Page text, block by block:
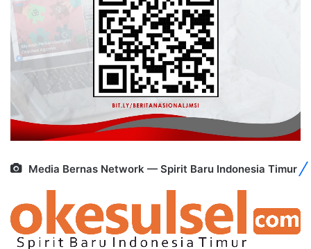
Media Bernas Network — Spirit Baru Indonesia Timur